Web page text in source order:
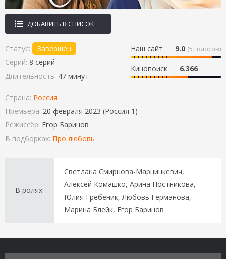
ДОБАВИТЬ В СПИСОК
Наш сайт 9.0 (5 голосов)
Кинопоиск 6.366
Статус:
Завершен
Серий: 8 серий
Длительность: 47 минут
Страна: Россия
Премьера: 20 февраля 2023 (Россия 1)
Режиссёр: Егор Баринов
В подборках: Про любовь
В ролях:
Светлана Смирнова-Марцинкевич,
Алексей Комашко, Арина Постникова,
Юлия Гребеник, Любовь Германова,
Марина Блейк, Егор Баринов